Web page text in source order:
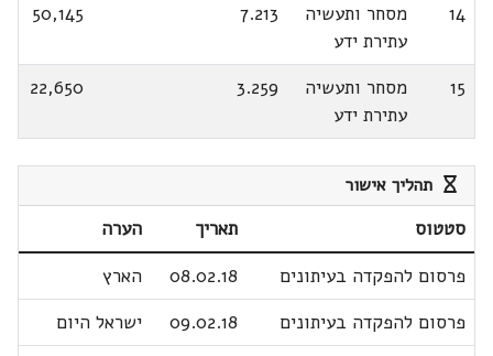
14
מסחר ותעשיה
עתירת ידע
7.213
50,145
15
מסחר ותעשיה
עתירת ידע
3.259
22,650
תהליך אישור
סטטוס תאריך
הערה
פרסום להפקדה בעיתונים
08.02.18
הארץ
פרסום להפקדה בעיתונים
09.02.18
ישראל היום